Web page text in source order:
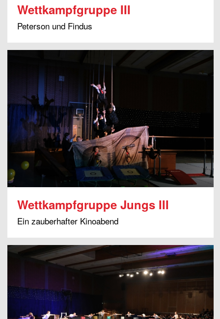
Wettkampfgruppe III
Peterson und Findus
Wettkampfgruppe Jungs III
Ein zauberhafter Kinoabend